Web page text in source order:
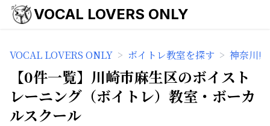
VOCAL LOVERS ONLY
VOCAL LOVERS ONLY > ボイトレ教室を探す > 神奈川
【0件一覧】川崎市麻生区のボイスト
レーニング（ボイトレ）教室・ボーカ
ルスクール